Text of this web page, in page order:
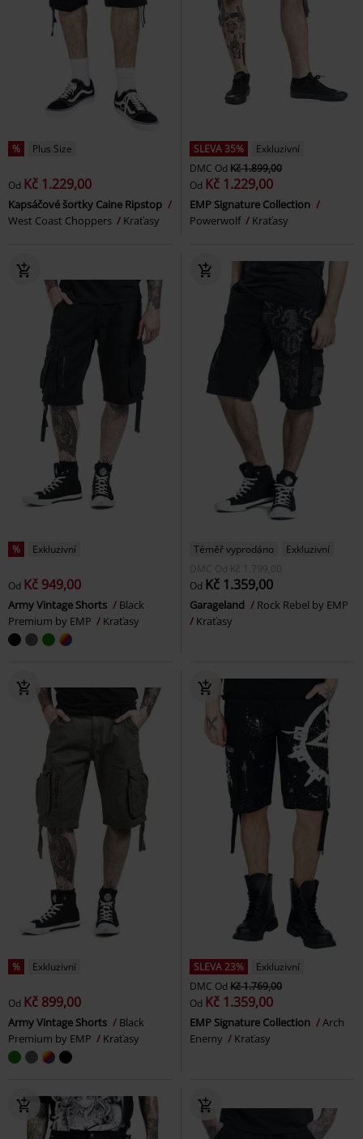
% Plus Size
Od Kč 1.229,00
Kapsáčové šortky Caine Ripstop
West Coast Choppers
Kraťasy
SLEVA 35%
Exkluzivní
DMC Od Kč 1.899,00
Od Kč 1.229,00
EMP Signature Collection
Powerwolf
Kraťasy
% Exkluzivní
Od Kč 949,00
Army Vintage Shorts
Black
Premium by EMP
Kraťasy
Téměř vyprodáno
Exkluzivní
DMC Od Kč 1.799,00
Od Kč 1.359,00
Garageland
Rock Rebel by EMP
Kraťasy
% Exkluzivní
Od Kč 899,00
Army Vintage Shorts
Black
Premium by EMP
Kraťasy
SLEVA 23%
Exkluzivní
DMC Od Kč 1.769,00
Od Kč 1.359,00
EMP Signature Collection
Arch
Enemy
Kraťasy